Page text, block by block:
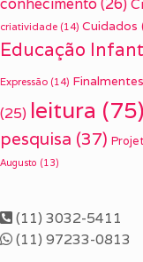
conhecimento(26)
criatividade (14) Cuidados
Educação
Expressão (14) Finalmentes
(25) leitura (75)
pesquisa (37)
Augusto (13)
(11) 3032-5411
(11) 97233-0813